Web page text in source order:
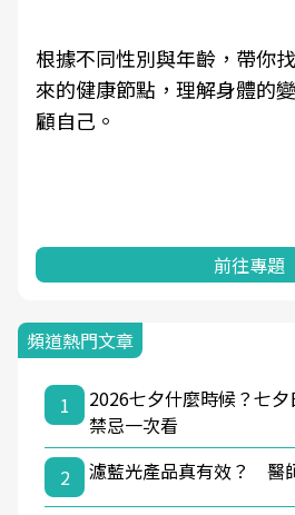
根據不同性別與年齡，帶你
來的健康節點，理解身體的
顧自己。
前往專題
頻道熱門文章
1
2026七夕什麼時候？七
禁忌一次看
2
濾藍光產品真有效？ 醫